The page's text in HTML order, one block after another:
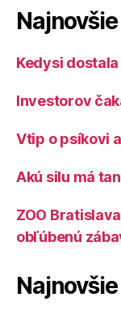
Kedysi
Investorov
Vtip o psíkovi
Akú silu má
ZOO
obľúbenú